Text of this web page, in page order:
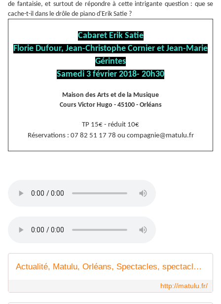
de fantaisie, et surtout de répondre à cette intrigante question : que se
cache-t-il dans le drôle de piano d'Erik Satie ?
Cabaret Erik Satie
Florie Dufour, Jean-Christophe Cornier et Jean-Marie
Gérintes
Samedi 3 février 2018- 20h30
Maison des Arts et de la Musique
Cours Victor Hugo - 45100 - Orléans
TP 15€ - réduit 10€
Réservations : 07 82 51 17 78 ou compagnie@matulu.fr
Actualité, Matulu, Orléans, Spectacles, spectacles orléans, Compagnie, compagnie Orleans, theatre orleans, musique, musique orleans, chant, chant orleans, lecture, lecture orleans, chant lyrique, chant lyrique orleans, lecture musicale, lecture musicale orléans
http://matulu.fr/